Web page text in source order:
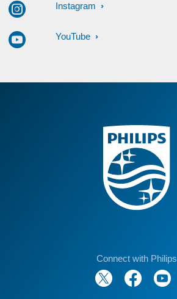
Instagram
YouTube
Connect with Philips